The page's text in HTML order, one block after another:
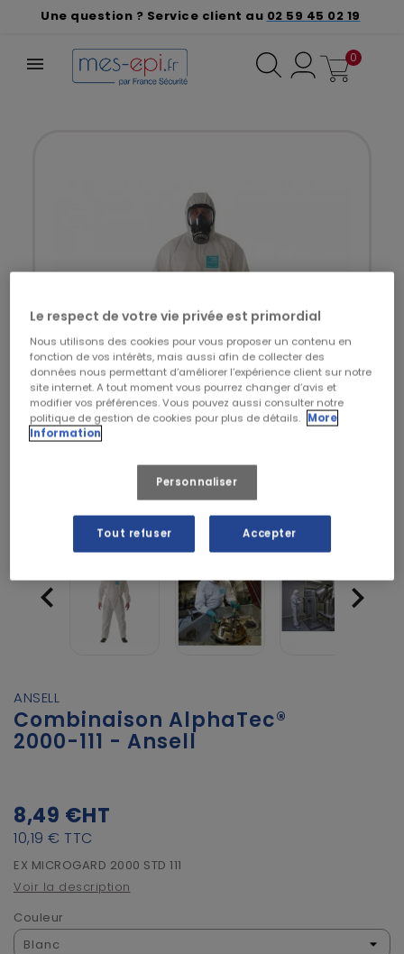
Une question ? Service client au 02 59 45 02 19
0
 
ANSELL
Combinaison AlphaTec®
2000-111 - Ansell
8,49 €HT
10,19 € TTC
EX MICROGARD 2000 STD 111
Voir la description
Couleur
Le respect de votre vie privée est primordial
Nous utilisons des cookies pour vous proposer un contenu en
fonction de vos intérêts, mais aussi afin de collecter des
données nous permettant d’améliorer l’expérience client sur notre
site internet. A tout moment vous pourrez changer d’avis et
modifier vos préférences. Vous pouvez aussi consulter notre
politique de gestion de cookies pour plus de détails. More
Information
Personnaliser
Tout refuser Accepter